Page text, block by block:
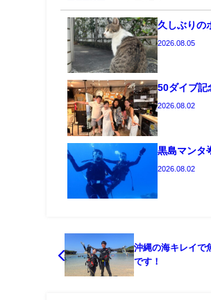
久しぶりの
2026.08.05
50ダイブ記
2026.08.02
黒島マンタ
2026.08.02
沖縄の海キレイで
です！